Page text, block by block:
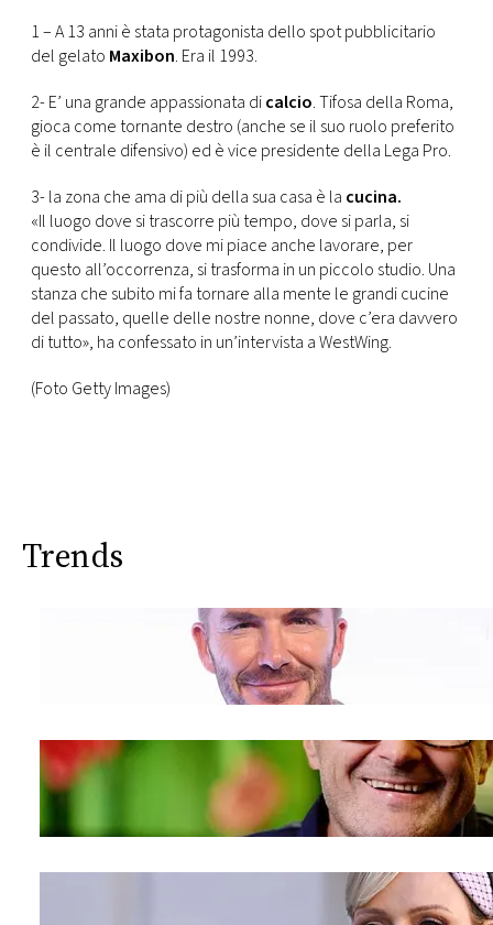
1 – A 13 anni è stata protagonista dello spot pubblicitario
del gelato Maxibon. Era il 1993.
2- E’ una grande appassionata dicalcio. Tifosa della Roma,
gioca come tornante destro (anche se il suo ruolo preferito
è il centrale difensivo) ed è vice presidente della Lega Pro.
3- la zona che ama di più della sua casa è la cucina.
«Il luogo dove si trascorre più tempo, dove si parla, si
condivide. Il luogo dove mi piace anche lavorare, per
questo all’occorrenza, si trasforma in un piccolo studio. Una
stanza che subito mi fa tornare alla mente le grandi cucine
del passato, quelle delle nostre nonne, dove c’era davvero
di tutto», ha confessato in un’intervista a WestWing.
(Foto Getty Images)
Trends